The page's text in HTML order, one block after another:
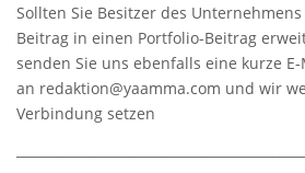
Sollten Sie Besitzer des
Beitrag in einen Portfolio-Beitrag
senden Sie uns ebenfalls eine kurze E-
an redaktion@yaamma.com und wir
Verbindung setzen